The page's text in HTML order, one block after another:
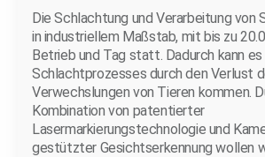
Die Schlachtung und Verarbeitung von
in industriellem Maßstab, mit bis zu
Betrieb und Tag statt. Dadurch kann
Schlachtprozesses durch den Verlust
Verwechslungen von Tieren kommen.
Kombination von patentierter
Lasermarkierungstechnologie und
gestützter Gesichtserkennung wollen